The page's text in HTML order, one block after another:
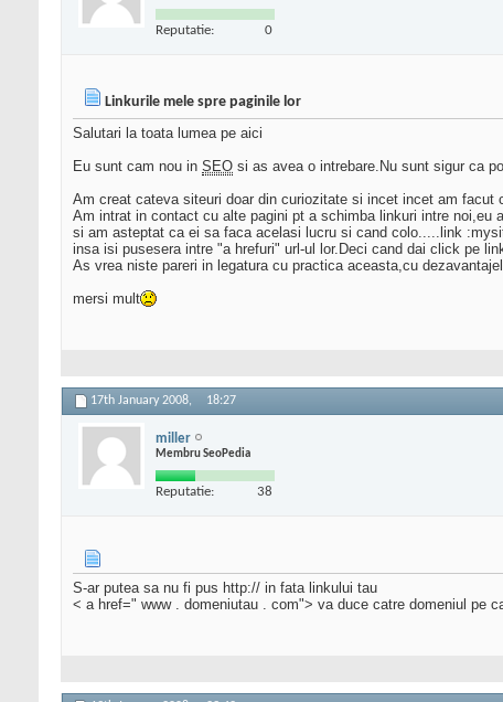
Reputatie: 0
Linkurile mele spre paginile lor
Salutari la toata lumea pe aici
Eu sunt cam nou in SEO si as avea o intrebare.Nu sunt sigur ca
Am creat cateva siteuri doar din curiozitate si incet incet am
Am intrat in contact cu alte pagini pt a schimba linkuri intre noi,eu
si am asteptat ca ei sa faca acelasi lucru si cand colo.....link
insa isi pusesera intre "a hrefuri" url-ul lor.Deci cand dai click pe
As vrea niste pareri in legatura cu practica aceasta,cu
mersi mult
17th January 2008, 18:27
miller
Membru SeoPedia
Reputatie: 38
S-ar putea sa nu fi pus http:// in fata linkului tau
< a href=" www . domeniutau . com"> va duce catre domeniul pe